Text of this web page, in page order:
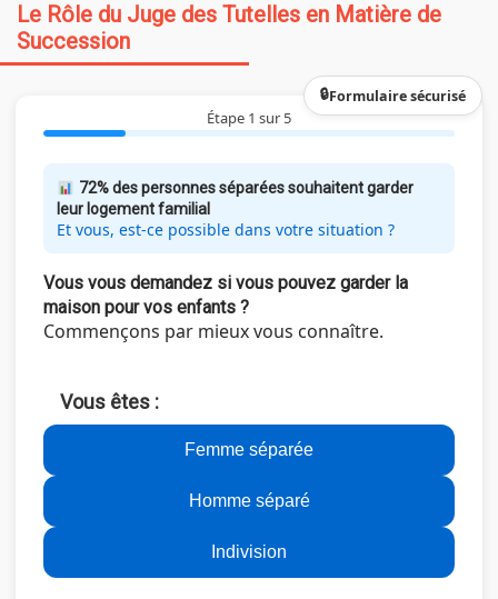
Le Rôle du Juge des Tutelles en Matière de
Succession
Étape 1 sur 5
Formulaire sécurisé
72% des personnes séparées souhaitent garder
leur logement familial
Et vous, est-ce possible dans votre situation ?
Vous vous demandez si vous pouvez garder la
maison pour vos enfants ?
Commençons par mieux vous connaître.
Vous êtes :
Femme séparée
Homme séparé
Indivision